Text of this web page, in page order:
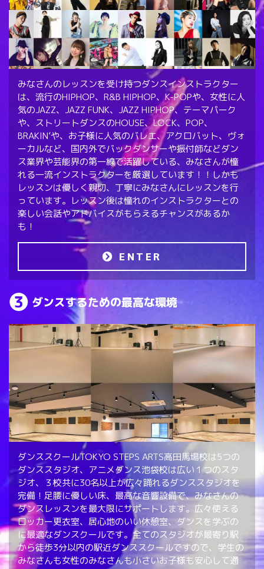
みなさんのレッスンを受け持つダンスインストラクター
は、流行のHIPHOP、R&B HIPHOP、K-POPや、女性に人
気のJAZZ、JAZZ FUNK、JAZZ HIPHOP、テーマパーク
や、ストリートダンスのHOUSE、LOCK、POP、
BRAKIN’や、お子様に人気のバレエ、アクロバット、ヴォ
ーカルなど、国内外でバックダンサーや振付師などダン
ス業界や芸能界の第一線で活躍している、みなさんが憧
れる一流インストラクターを厳選しています！！しかも
レッスンは優しく親切、丁寧にみなさんにレッスンを行
っています。レッスン後は憧れのインストラクターとの
楽しい会話やアドバイスがもらえるチャンスがあるか
も！
ENTER
ダンスするための最高な環境
ダンススクールTOKYO STEPS ARTS高田馬場校は5つの
ダンススタジオ、アニメダンス池袋校は広い１つのスタ
ジオ、３校共に30名以上が広々踊れるダンススタジオを
完備！足腰に優しい床、最高な音響設備で、みなさんの
ダンスレッスンを最大限にサポートします。広々使える
ロッカー更衣室、居心地のいい休憩室、ダンスを学ぶの
に最適なダンスクールです。全てのスタジオが最寄り駅
から徒歩3分以内の駅近ダンススクールですので、学生の
みなさんも女性のみなさんも小さいお子様も安心して通